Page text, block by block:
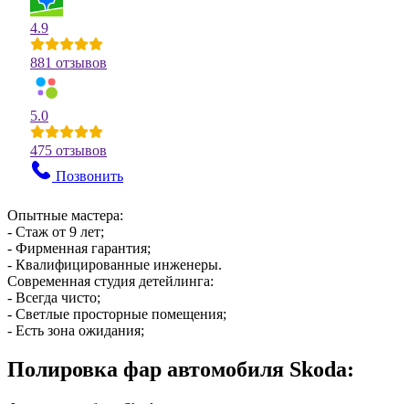
4.9
881 отзывов
5.0
475 отзывов
Позвонить
Опытные мастера:
- Стаж от 9 лет;
- Фирменная гарантия;
- Квалифицированные инженеры.
Современная студия детейлинга:
- Всегда чисто;
- Светлые просторные помещения;
- Есть зона ожидания;
Полировка фар автомобиля Skoda: